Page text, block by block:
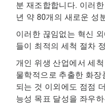
분 재조합합니다. 이러
년 약 80개의 새로운 성
이러한 끊임없는 혁신
들이 최적의 세척 절차
개인 위생 산업에서 세
물학적으로 추출한 화
되는 것 이외에도 점점
능성 목표 달성을 좌우